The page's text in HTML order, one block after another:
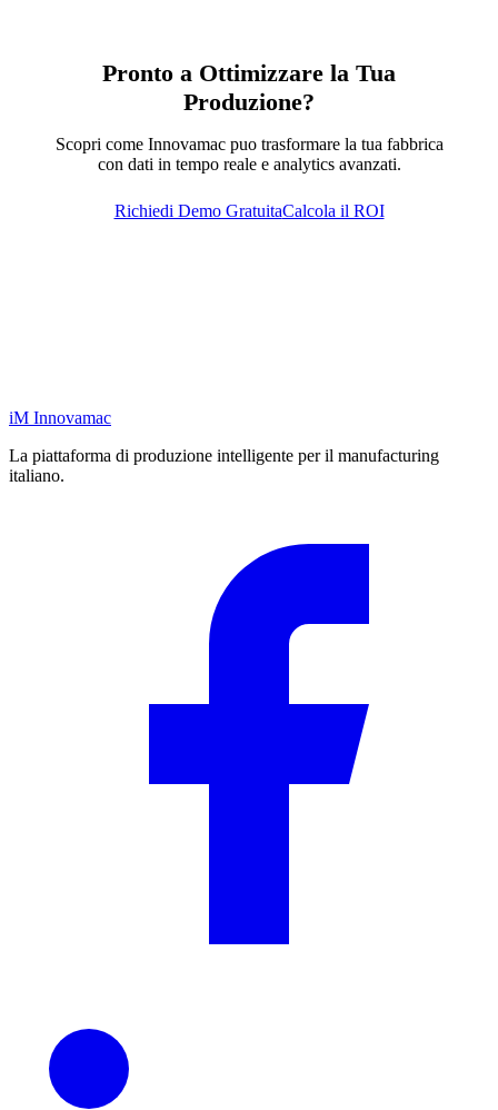
Pronto a Ottimizzare la Tua
Produzione?
Scopri come Innovamac puo trasformare la tua fabbrica
con dati in tempo reale e analytics avanzati.
Richiedi Demo GratuitaCalcola il ROI
iM Innovamac
La piattaforma di produzione intelligente per il manufacturing
italiano.